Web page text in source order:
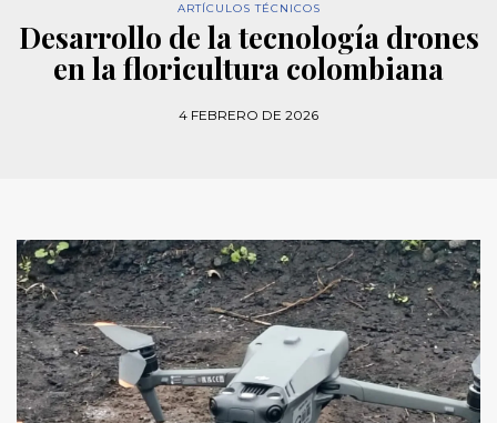
ARTÍCULOS TÉCNICOS
Desarrollo de la tecnología drones
en la floricultura colombiana
4 FEBRERO DE 2026